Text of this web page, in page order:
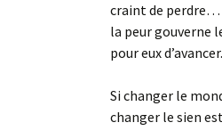
craint de perdre…
la peur gouverne
pour eux d’avancer.
Si changer le
changer le sien